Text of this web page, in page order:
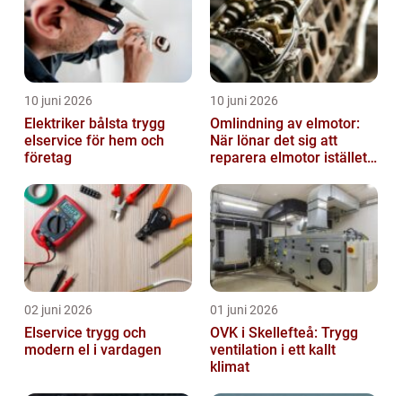
10 juni 2026
Elektriker bålsta trygg
elservice för hem och
företag
10 juni 2026
Omlindning av elmotor:
När lönar det sig att
reparera elmotor istället
02 juni 2026
Elservice trygg och
modern el i vardagen
01 juni 2026
OVK i Skellefteå: Trygg
ventilation i ett kallt
klimat